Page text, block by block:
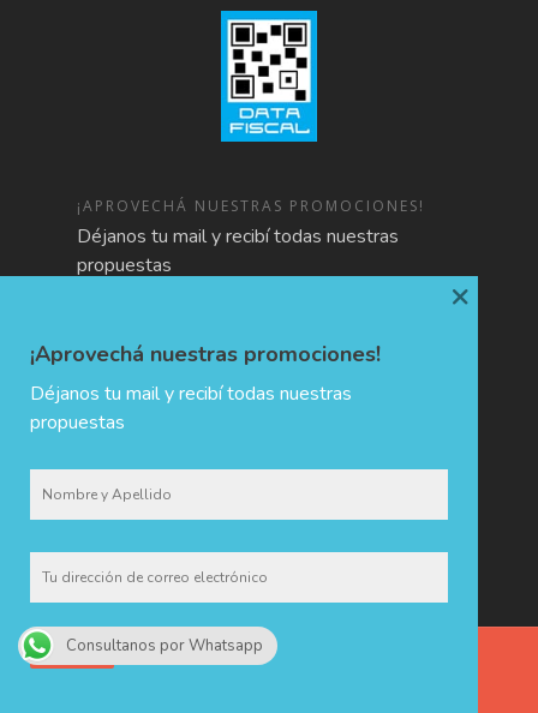
¡APROVECHÁ NUESTRAS PROMOCIONES!
Déjanos tu mail y recibí todas nuestras
propuestas
CHIDA · Holiday & Trip Planners © 2017 - Todos los derechos
Consultanos por Whatsapp
¡Aprovechá nuestras promociones!
Déjanos tu mail y recibí todas nuestras
propuestas
×